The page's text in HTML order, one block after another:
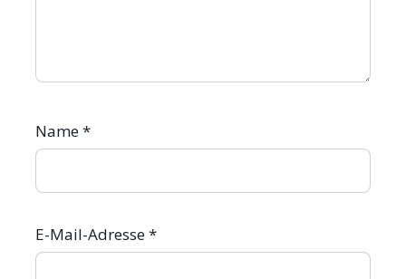
Name*
E-Mail-Adresse*